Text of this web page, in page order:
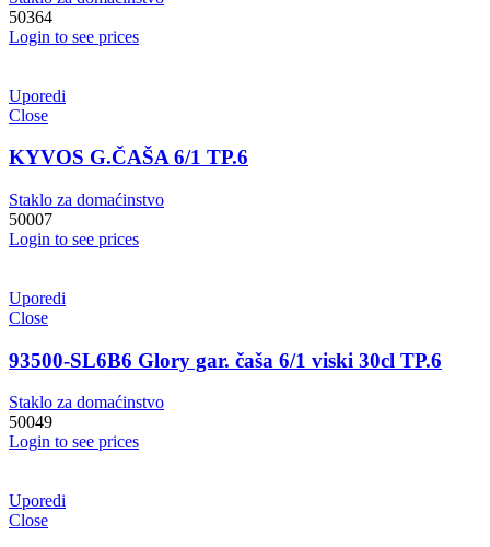
50364
Login to see prices
Uporedi
Close
KYVOS G.ČAŠA 6/1 TP.6
Staklo za domaćinstvo
50007
Login to see prices
Uporedi
Close
93500-SL6B6 Glory gar. čaša 6/1 viski 30cl TP.6
Staklo za domaćinstvo
50049
Login to see prices
Uporedi
Close